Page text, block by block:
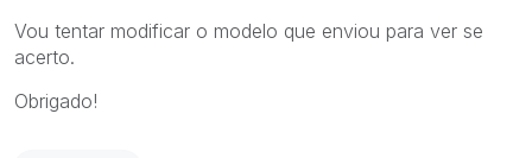
Vou tentar modificar o modelo que enviou para ver se
acerto.
Obrigado!